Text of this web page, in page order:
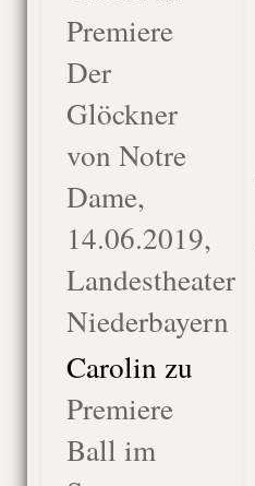
Premiere
Der
Glöckner
von Notre
Dame,
14.06.2019,
Landestheater
Niederbayern
Carolin zu
Premiere
Ball im